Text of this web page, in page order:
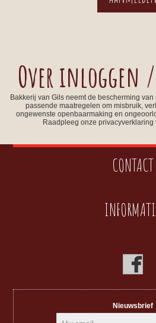
Over inloggen
Bakkerij van Gils neemt de bescherming
passende maatregelen om misbruik,
ongewenste openbaarmaking en
Raadpleeg onze privacyverklaring
CONTACT
Nieuwsbrief